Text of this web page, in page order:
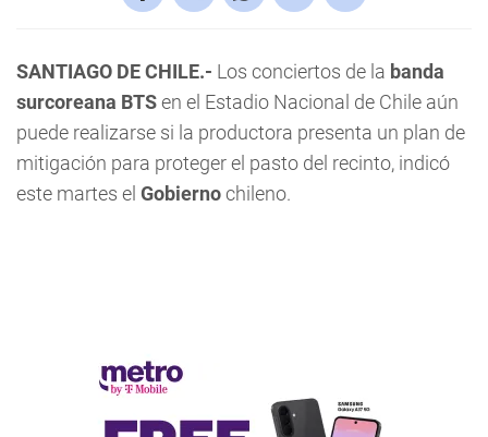
SANTIAGO DE CHILE.- Los conciertos de la banda
surcoreana BTSen el Estadio Nacional de Chile aún
puede realizarse si la productora presenta un plan de
mitigación para proteger el pasto del recinto, indicó
este martes el Gobiernochileno.